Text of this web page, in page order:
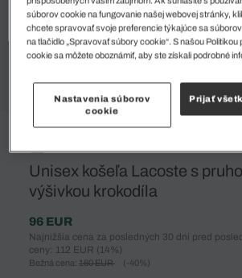
Unisex košeľa Lacoste s
výšivkou krokodíla
96 EUR
Najnižšia cena za posledných 30 dní pred
ceny: 112 EUR (14%)
Bežná cena: 160 EUR (-40%)
súborov cookie na fungovanie našej webovej stránky,
chcete spravovať svoje preferencie týkajúce sa
na tlačidlo „Spravovať súbory cookie“. S našou
cookie sa môžete oboznámiť, aby ste získali podrobné
Nastavenia súborov
cookie
Prijať